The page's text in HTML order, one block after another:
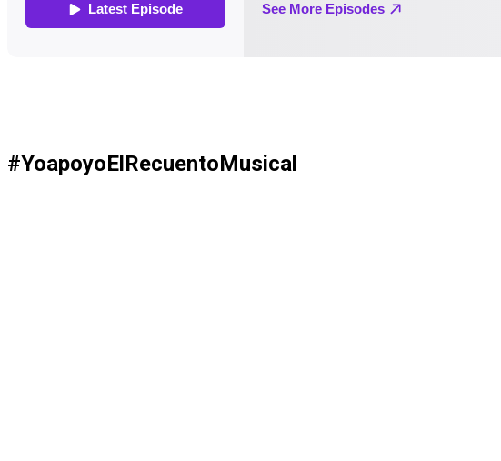
#YoapoyoElRecuentoMusical